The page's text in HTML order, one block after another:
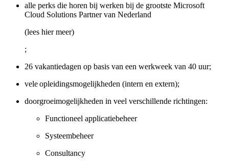
alle perks die horen bij werken bij de grootste Microsoft
Cloud Solutions Partner van Nederland
(lees hier meer)
;
26 vakantiedagen op basis van een werkweek van 40 uur;
vele opleidingsmogelijkheden (intern en extern);
doorgroeimogelijkheden in veel verschillende richtingen:
Functioneel applicatiebeheer
Systeembeheer
Consultancy